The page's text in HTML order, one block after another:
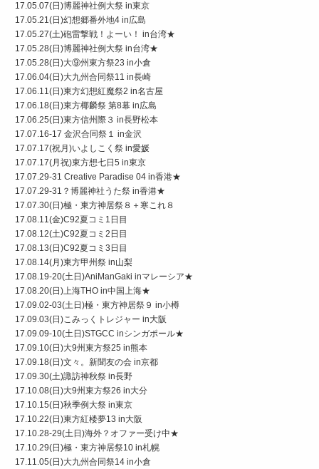
17.05.07(日)博麗神社例大祭 in東京
17.05.21(日)幻想郷番外地4 in広島
17.05.27(土)砲雷撃戦！よーい！ in台湾★
17.05.28(日)博麗神社例大祭 in台湾★
17.05.28(日)大⑨州東方祭23 in小倉
17.06.04(日)大九州合同祭11 in長崎
17.06.11(日)東方幻想紅魔祭2 in名古屋
17.06.18(日)東方椰麟祭 第8幕 in広島
17.06.25(日)東方信州際３ in長野松本
17.07.16-17 金沢合同祭１ in金沢
17.07.17(祝月)いよしこく祭 in愛媛
17.07.17(月祝)東方想七日5 in東京
17.07.29-31 Creative Paradise 04 in香港★
17.07.29-31？博麗神社うた祭 in香港★
17.07.30(日)極・東方神居祭８＋寒これ８
17.08.11(金)C92夏コミ1日目
17.08.12(土)C92夏コミ2日目
17.08.13(日)C92夏コミ3日目
17.08.14(月)東方甲州祭 in山梨
17.08.19-20(土日)AniManGaki inマレーシア★
17.08.20(日)上海THO in中国上海★
17.09.02-03(土日)極・東方神居祭９ in小樽
17.09.03(日)こみっくトレジャー in大阪
17.09.09-10(土日)STGCC inシンガポール★
17.09.10(日)大9州東方祭25 in熊本
17.09.18(日)文々。新聞友の会 in京都
17.09.30(土)諏訪神秋祭 in長野
17.10.08(日)大9州東方祭26 in大分
17.10.15(日)秋季例大祭 in東京
17.10.22(日)東方紅楼夢13 in大阪
17.10.28-29(土日)海外？オファー受け中★
17.10.29(日)極・東方神居祭10 in札幌
17.11.05(日)大九州合同祭14 in小倉